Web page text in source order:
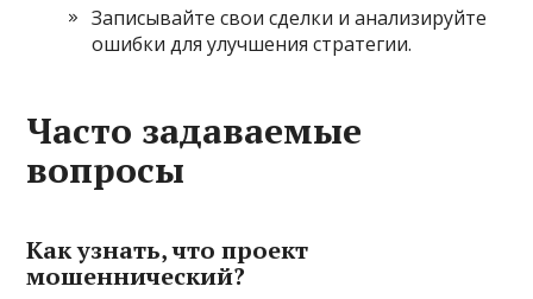
Записывайте свои сделки и анализируйте
ошибки для улучшения стратегии.
Часто задаваемые
вопросы
Как узнать, что проект
мошеннический?